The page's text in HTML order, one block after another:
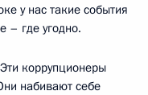
у нас такие события
– где угодно.
коррупционеры
набивают себе